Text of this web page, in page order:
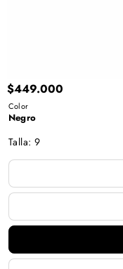
$449.000
Color
Negro
Talla: 9